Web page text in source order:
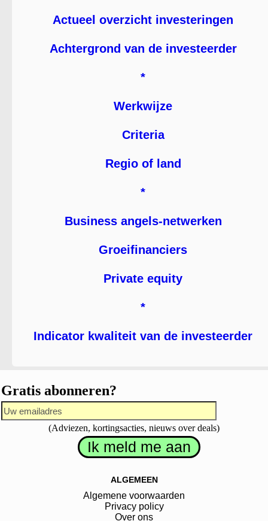
Actueel overzicht investeringen
Achtergrond van de investeerder
*
Werkwijze
Criteria
Regio of land
*
Business angels-netwerken
Groeifinanciers
Private equity
*
Indicator kwaliteit van de investeerder
Gratis abonneren?
(Adviezen, kortingsacties, nieuws over deals)
ALGEMEEN
Algemene voorwaarden
Privacy policy
Over ons